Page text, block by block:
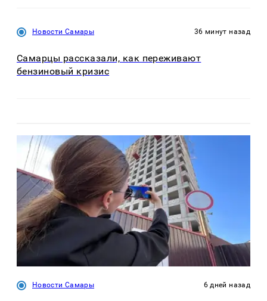
Новости Самары 36 минут назад
Самарцы рассказали, как переживают
бензиновый кризис
Новости Самары 6 дней назад